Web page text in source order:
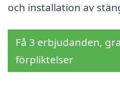
och installation av
Få 3 erbjudanden,
förpliktelser